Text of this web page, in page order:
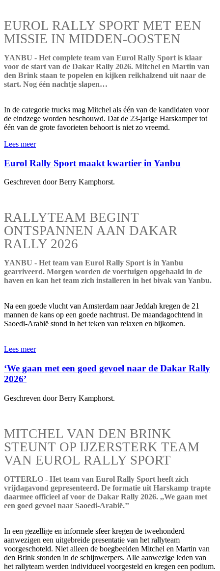
EUROL RALLY SPORT MET EEN
MISSIE IN MIDDEN-OOSTEN
YANBU - Het complete team van Eurol Rally Sport is klaar
voor de start van de Dakar Rally 2026. Mitchel en Martin van
den Brink staan te popelen en kijken reikhalzend uit naar de
start. Nog één nachtje slapen…
In de categorie trucks mag Mitchel als één van de kandidaten voor
de eindzege worden beschouwd. Dat de 23-jarige Harskamper tot
één van de grote favorieten behoort is niet zo vreemd.
Lees meer
Eurol Rally Sport maakt kwartier in Yanbu
Geschreven door Berry Kamphorst.
RALLYTEAM BEGINT
ONTSPANNEN AAN DAKAR
RALLY 2026
YANBU - Het team van Eurol Rally Sport is in Yanbu
gearriveerd. Morgen worden de voertuigen opgehaald in de
haven en kan het team zich installeren in het bivak van Yanbu.
Na een goede vlucht van Amsterdam naar Jeddah kregen de 21
mannen de kans op een goede nachtrust. De maandagochtend in
Saoedi-Arabië stond in het teken van relaxen en bijkomen.
Lees meer
‘We gaan met een goed gevoel naar de Dakar Rally
2026’
Geschreven door Berry Kamphorst.
MITCHEL VAN DEN BRINK
STEUNT OP IJZERSTERK TEAM
VAN EUROL RALLY SPORT
OTTERLO - Het team van Eurol Rally Sport heeft zich
vrijdagavond gepresenteerd. De formatie uit Harskamp trapte
daarmee officieel af voor de Dakar Rally 2026. ,,We gaan met
een goed gevoel naar Saoedi-Arabië.’’
In een gezellige en informele sfeer kregen de tweehonderd
aanwezigen een uitgebreide presentatie van het rallyteam
voorgeschoteld. Niet alleen de boegbeelden Mitchel en Martin van
den Brink stonden in de schijnwerpers. Alle aanwezige leden van
het rallyteam werden individueel voorgesteld en kregen een podium.